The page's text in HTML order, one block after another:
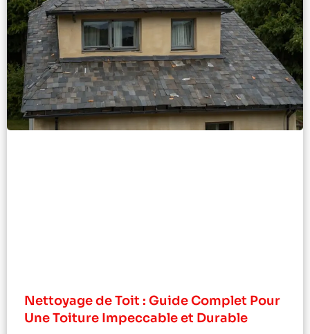
Nettoyage de Toit : Guide Complet Pour
Une Toiture Impeccable et Durable